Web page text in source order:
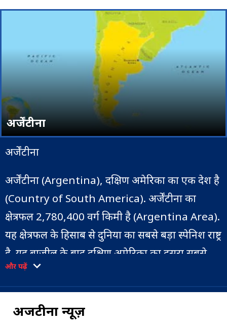
अर्जेंटीना
अर्जेंटीना
अर्जेंटीना (Argentina), दक्षिण अमेरिका का एक देश है
(Country of South America). अर्जेंटीना का
क्षेत्रफल 2,780,400 वर्ग किमी है (Argentina Area).
यह क्षेत्रफल के हिसाब से दुनिया का सबसे बड़ा स्पेनिश राष्ट्र
है. यह ब्राजील के बाद दक्षिण अमेरिका का दूसरा सबसे
बड़ा देश, अमेरिका का चौथा सबसे बड़ा देश और दुनिया
का आठवां सबसे बड़ा देश है.
यह पश्चिम में चिली के साथ दक्षिणी शंकु के बड़े हिस्से को
और पढ़ें
अर्जेंटीना न्यूज़